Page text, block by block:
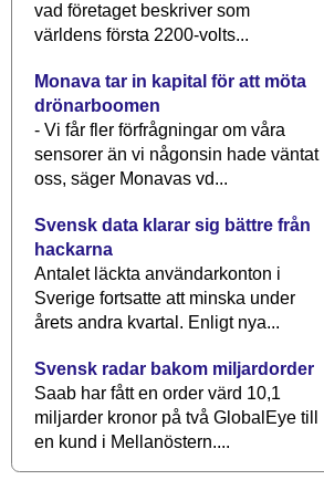
vad företaget beskriver som
världens första 2200-volts...
Monava tar in kapital för att möta
drönarboomen
- Vi får fler förfrågningar om våra
sensorer än vi någonsin hade väntat
oss, säger Monavas vd...
Svensk data klarar sig bättre från
hackarna
Antalet läckta användarkonton i
Sverige fortsatte att minska under
årets andra kvartal. Enligt nya...
Svensk radar bakom miljardorder
Saab har fått en order värd 10,1
miljarder kronor på två GlobalEye till
en kund i Mellanöstern....